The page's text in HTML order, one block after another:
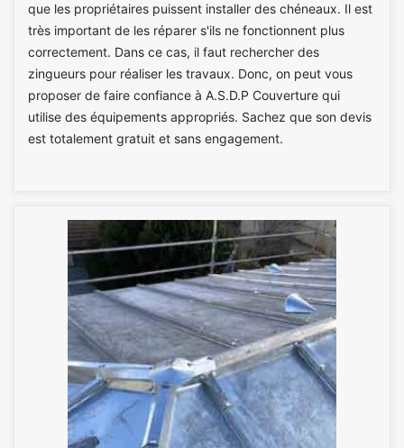
que les propriétaires puissent installer des chéneaux. Il est
très important de les réparer s'ils ne fonctionnent plus
correctement. Dans ce cas, il faut rechercher des
zingueurs pour réaliser les travaux. Donc, on peut vous
proposer de faire confiance à A.S.D.P Couverture qui
utilise des équipements appropriés. Sachez que son devis
est totalement gratuit et sans engagement.